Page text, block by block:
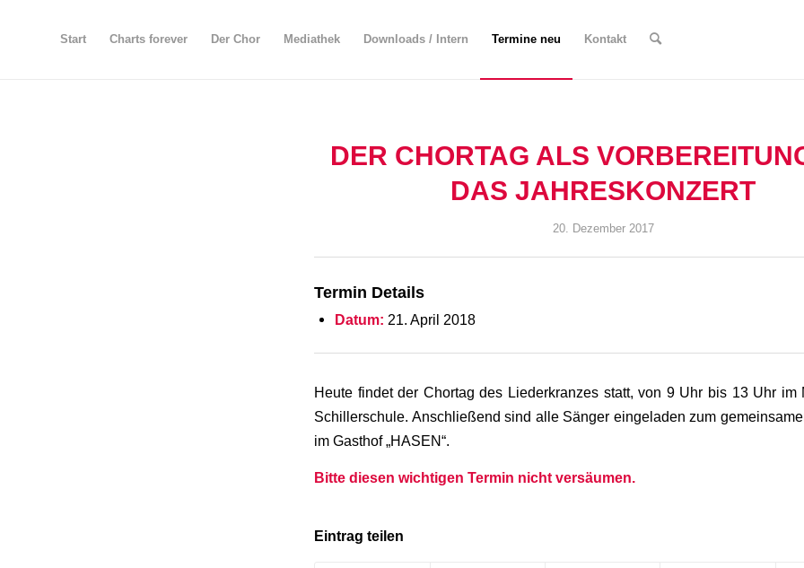
Start Charts forever Der Chor Mediathek Downloads / Intern Termine neu Kontakt
DER CHORTAG ALS
DAS JAHRESKONZERT
20. Dezember 2017
Termin Details
Datum: 21. April 2018
Heute findet der Chortag des Liederkranzes statt, von 9 Uhr bis 13 Uhr im
Schillerschule. Anschließend sind alle Sänger eingeladen zum
im Gasthof „HASEN“.
Bitte diesen wichtigen Termin nicht versäumen.
Eintrag teilen